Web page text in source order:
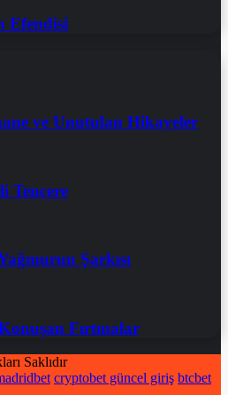
Efendisi
ve Unutulan Hikayeler
Tencere
Şarkısı
Fırtınalar
Saklıdır
cryptobet güncel giriş btcbet